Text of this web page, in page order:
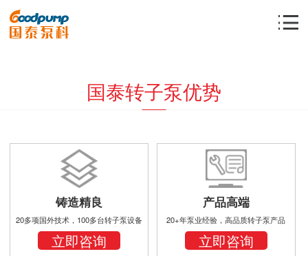
国泰转子泵优势
铸造精良
20多项国外技术，100多台转子泵设备
立即咨询
产品高端
20+年泵业经验，高品质转子泵产品
立即咨询